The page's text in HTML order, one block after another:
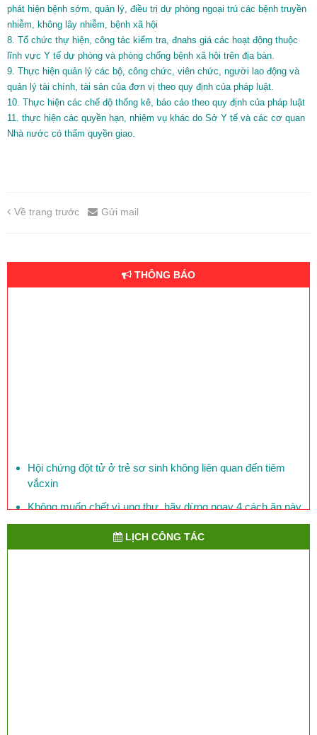
phát hiện bệnh sớm, quản lý, điều trị dự phòng ngoại trú các bệnh truyền
nhiễm, không lây nhiễm, bệnh xã hội
8. Tổ chức thự hiện, công tác kiểm tra, đnahs giá các hoạt động thuộc
lĩnh vực Y tế dự phòng và phòng chống bệnh xã hội trên địa bàn.
9. Thực hiện quản lý các bộ, công chức, viên chức, người lao động và
quản lý tài chính, tài sản của đơn vị theo quy định của pháp luật.
10. Thực hiện các chế độ thống kê, báo cáo theo quy định của pháp luật
11. thực hiện các quyền hạn, nhiệm vụ khác do Sở Y tế và các cơ quan
Nhà nước có thẩm quyền giao.
Về trang trước Gửi mail
THÔNG BÁO
Hội chứng đột tử ở trẻ sơ sinh không liên quan đến tiêm
vắcxin
Không muốn chết vì ung thư, hãy dừng ngay 4 cách ăn này
Mỗi ngày, 150 người Việt Nam chết vì bệnh đái tháo đường
Phòng bệnh lỵ ở trẻ em
LỊCH CÔNG TÁC